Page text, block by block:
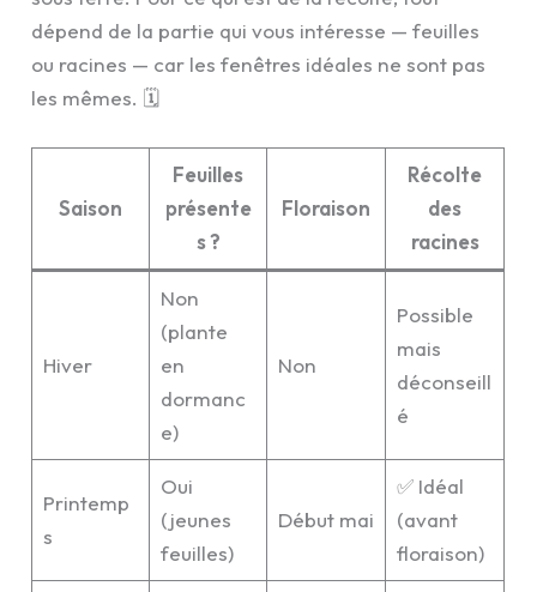
dépend de la partie qui vous intéresse — feuilles
ou racines — car les fenêtres idéales ne sont pas
les mêmes. 🗓️
Saison
Feuilles
présente
s ?
Floraison
Récolte
des
racines
Hiver
Non
(plante
en
dormanc
e)
Non
Possible
mais
déconseill
é
Printemp
s
Oui
(jeunes
feuilles)
Début mai
✅ Idéal
(avant
floraison)